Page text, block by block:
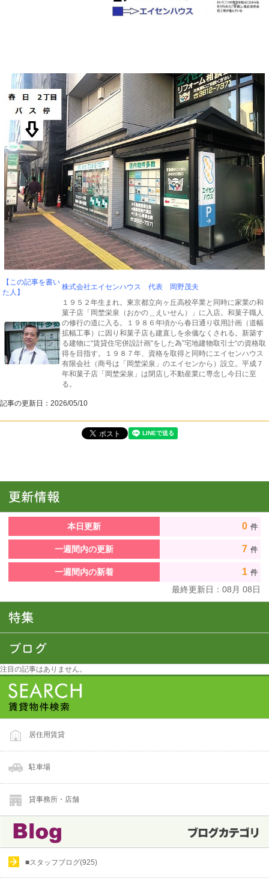
【この記事を書い
た人】
株式会社エイセンハウス 代表 岡野茂夫
１９５２年生まれ。東京都立向ヶ丘高校卒業と同時に家業の和
菓子店「岡埜栄泉（おかの＿えいせん）」に入店。和菓子職人
の修行の道に入る。１９８６年頃から春日通り収用計画（道幅
拡幅工事）に因り和菓子店も建直しを余儀なくされる。新築す
る建物に“賃貸住宅併設計画“をした為”宅地建物取引士“の資格取
得を目指す。１９８７年、資格を取得と同時にエイセンハウス
有限会社（商号は「岡埜栄泉」のエイセンから）設立。平成７
年和菓子店「岡埜栄泉」は閉店し不動産業に専念し今日に至
る。
記事の更新日： 2026/05/10
本日更新 0 件
一週間内の更新 7 件
一週間内の新着 1 件
最終更新日： 08 月 08日
注目の記事はありません。
居住用賃貸
駐車場
貸事務所・店舗
■スタッフブログ(925)